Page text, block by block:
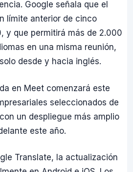
Google señala que el
límite anterior de cinco
y que permitirá más de 2.000
en una misma reunión,
desde y hacia inglés.
en Meet comenzará este
seleccionados de
un despliegue más amplio
este año.
Translate, la actualización